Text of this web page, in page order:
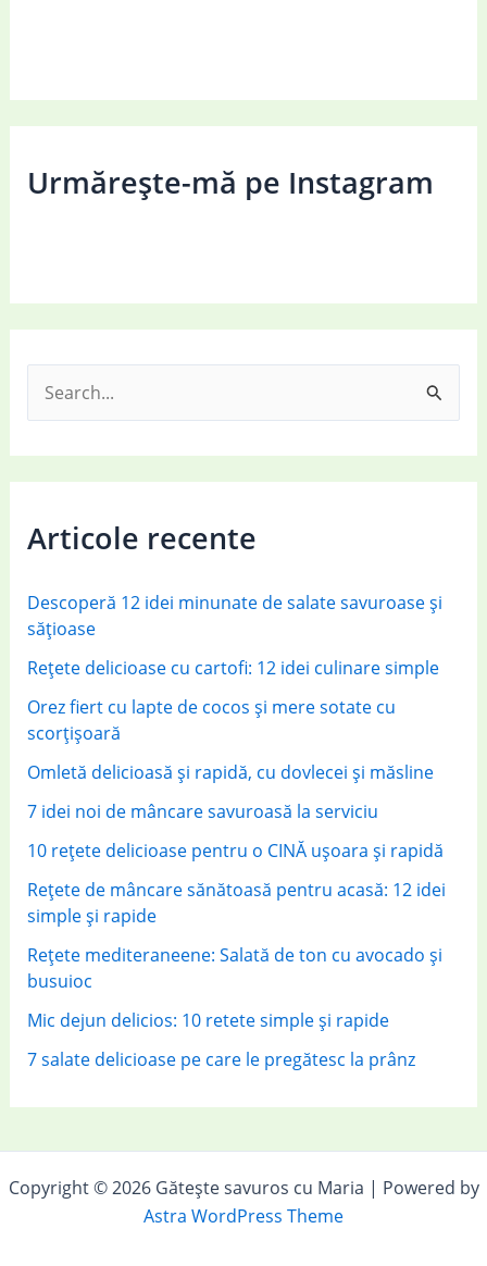
Urmărește-mă pe Instagram
e
a
r
h
o
r
Articole recente
Descoperă 12 idei minunate de salate savuroase și
sățioase
Rețete delicioase cu cartofi: 12 idei culinare simple
Orez fiert cu lapte de cocos și mere sotate cu
scorțișoară
Omletă delicioasă și rapidă, cu dovlecei și măsline
7 idei noi de mâncare savuroasă la serviciu
10 rețete delicioase pentru o CINĂ ușoara și rapidă
Rețete de mâncare sănătoasă pentru acasă: 12 idei
simple și rapide
Rețete mediteraneene: Salată de ton cu avocado și
busuioc
Mic dejun delicios: 10 retete simple și rapide
7 salate delicioase pe care le pregătesc la prânz
Copyright © 2026 Gătește savuros cu Maria | Powered by
Astra WordPress Theme